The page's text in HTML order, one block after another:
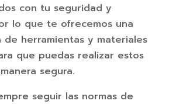
con tu seguridad y
lo que te ofrecemos una
de herramientas y materiales
que puedas realizar estos
segura.
seguir las normas de